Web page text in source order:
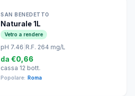
SAN BENEDETTO
Naturale 1L
Vetro a rendere
pH 7.46 R.F. 264 mg/L
da €0,66
cassa 12 bott.
Popolare: Roma